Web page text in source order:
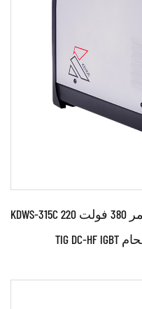
KDWS-315C ثلاث مراحل المحمولة تيار مستمر 380 فولت 220A